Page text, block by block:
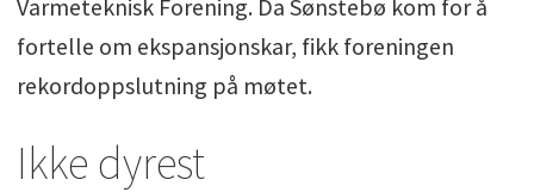
Varmeteknisk Forening. Da Sønstebø kom for å
fortelle om ekspansjonskar, fikk foreningen
rekordoppslutning på møtet.
Ikke dyrest